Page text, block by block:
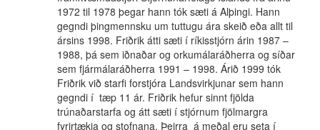
1972 til 1978 þegar hann tók sæti á Alþingi. Hann
gegndi þingmennsku um tuttugu ára skeið eða allt til
ársins 1998. Friðrik átti sæti í ríkisstjórn árin 1987 –
1988, þá sem iðnaðar og orkumálaráðherra og síðar
sem fjármálaráðherra 1991 – 1998. Árið 1999 tók
Friðrik við starfi forstjóra Landsvirkjunar sem hann
gegndi í tæp 11 ár. Friðrik hefur sinnt fjölda
trúnaðarstarfa og átt sæti í stjórnum fjölmargra
fyrirtækja og stofnana. Þeirra á meðal eru seta í